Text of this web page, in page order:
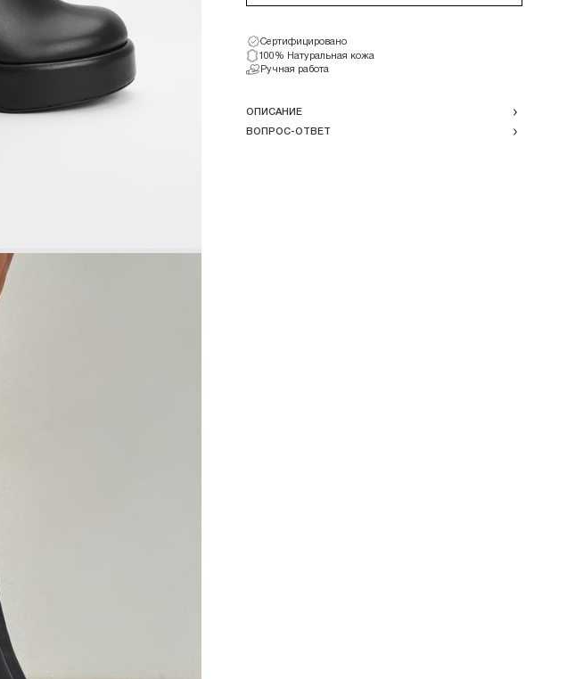
Сертифицировано
100% Натуральная кожа
Ручная работа
ОПИСАНИЕ
ВОПРОС-ОТВЕТ